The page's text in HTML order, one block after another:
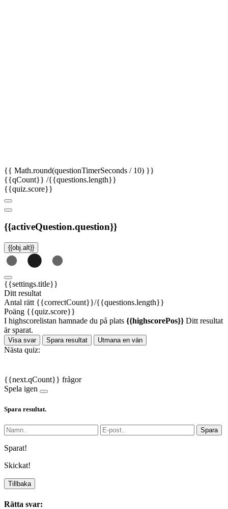
{{ Math.round(questionTimerSeconds / 10) }}
{{qCount}} /{{questions.length}}
{{quiz.score}}
{{activeQuestion.question}}
{{obj.alt}}
{{settings.title}}
Ditt resultat
Antal rätt {{correctCount}}/{{questions.length}}
Poäng {{quiz.score}}
I highscorelistan hamnade du på plats {{highscorePos}} Ditt resultat
är sparat.
Visa svar Spara resultat Utmana en vän
Nästa quiz:
{{next.qCount}} frågor
Spela igen
Spara resultat.
Spara
Sparat!
Skickat!
Tillbaka
Rätta svar: